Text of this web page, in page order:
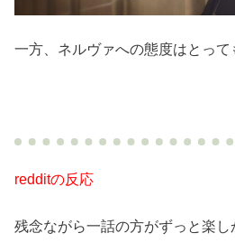
一方、ネルヴァへの態度はとって
redditの反応
残念ながら一話の方がずっと楽し